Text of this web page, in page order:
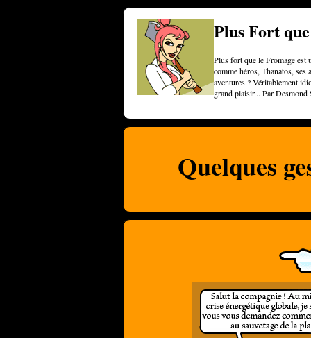
Plus Fort
Plus fort que le Fromage est
comme héros, Thanatos,
aventures ? Véritablement
grand plaisir... Par Desmond
Quelques